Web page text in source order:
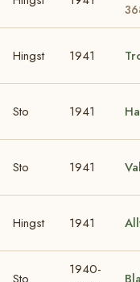
Hingst 1941
Sto 1941
Sto 1941
Hingst 1941
Sto
1940-